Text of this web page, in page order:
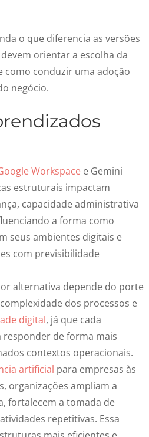
o que diferencia as versões
orientar a escolha da
como conduzir uma adoção
negócio.
Workspace e Gemini
estruturais impactam
capacidade administrativa
a forma como
seus ambientes digitais e
com previsibilidade
alternativa depende do porte
dos processos e
digital, já que cada
de forma mais
contextos operacionais.
artificial para empresas às
organizações ampliam a
fortalecem a tomada de
repetitivas. Essa